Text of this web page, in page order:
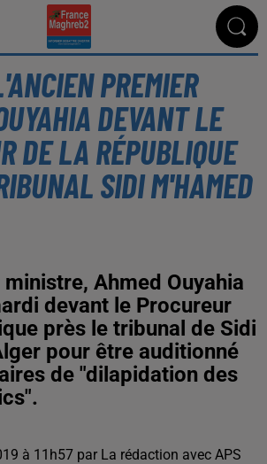
PREMIER
DEVANT LE
DE LA RÉPUBLIQUE
SIDI M'HAMED
Ahmed Ouyahia
devant le Procureur
près le tribunal de Sidi
pour être auditionné
de "dilapidation des
à 11h57 par La rédaction avec APS